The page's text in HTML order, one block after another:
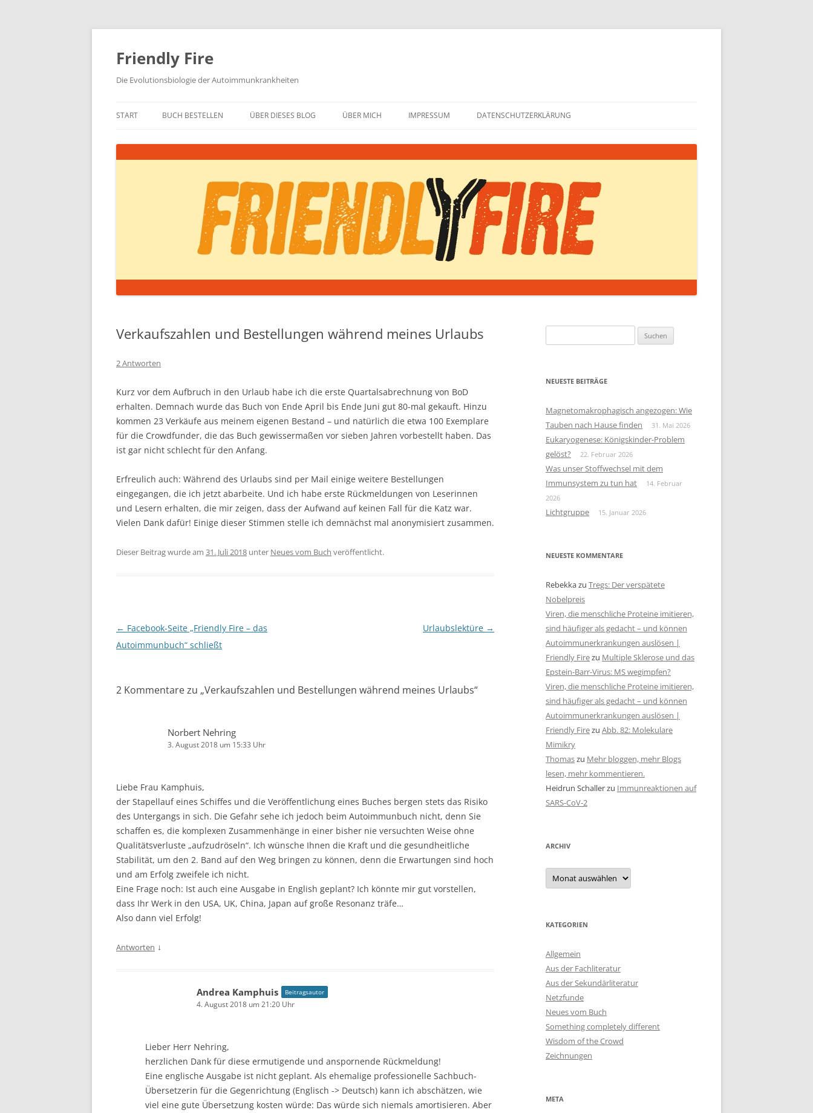
Zum
springen
Friendly Fire
Die Evolutionsbiologie der Autoimmunkrankheiten
START BUCH BESTELLEN ÜBER DIESES BLOG ÜBER MICH IMPRESSUM DATENSCHUTZERKLÄRUNG
Verkaufszahlen und Bestellungen während meines Urlaubs
2 Antworten
Kurz vor dem Aufbruch in den Urlaub habe ich die erste Quartalsabrechnung von BoD
erhalten. Demnach wurde das Buch von Ende April bis Ende Juni gut 80-mal gekauft. Hinzu
kommen 23 Verkäufe aus meinem eigenen Bestand – und natürlich die etwa 100 Exemplare
für die Crowdfunder, die das Buch gewissermaßen vor sieben Jahren vorbestellt haben. Das
ist gar nicht schlecht für den Anfang.
Erfreulich auch: Während des Urlaubs sind per Mail einige weitere Bestellungen
eingegangen, die ich jetzt abarbeite. Und ich habe erste Rückmeldungen von Leserinnen
und Lesern erhalten, die mir zeigen, dass der Aufwand auf keinen Fall für die Katz war.
Vielen Dank dafür! Einige dieser Stimmen stelle ich demnächst mal anonymisiert zusammen.
Dieser Beitrag wurde am 31. Juli 2018 unter Neues vom Buch veröffentlicht.
Beitragsnavigation
← Facebook-Seite „Friendly Fire – das
Autoimmunbuch“ schließt
Urlaubslektüre →
2 Kommentare zu „Verkaufszahlen und Bestellungen während meines Urlaubs“
Norbert Nehring
3. August 2018 um 15:33 Uhr
Liebe Frau Kamphuis,
der Stapellauf eines Schiffes und die Veröffentlichung eines Buches bergen stets das Risiko
des Untergangs in sich. Die Gefahr sehe ich jedoch beim Autoimmunbuch nicht, denn Sie
schaffen es, die komplexen Zusammenhänge in einer bisher nie versuchten Weise ohne
Qualitätsverluste „aufzudröseln“. Ich wünsche Ihnen die Kraft und die gesundheitliche
Stabilität, um den 2. Band auf den Weg bringen zu können, denn die Erwartungen sind hoch
und am Erfolg zweifele ich nicht.
Eine Frage noch: Ist auch eine Ausgabe in English geplant? Ich könnte mir gut vorstellen,
dass Ihr Werk in den USA, UK, China, Japan auf große Resonanz träfe…
Also dann viel Erfolg!
Antworten ↓
Andrea Kamphuis Beitragsautor
4. August 2018 um 21:20 Uhr
Lieber Herr Nehring,
herzlichen Dank für diese ermutigende und anspornende Rückmeldung!
Eine englische Ausgabe ist nicht geplant. Als ehemalige professionelle Sachbuch-
Übersetzerin für die Gegenrichtung (Englisch -> Deutsch) kann ich abschätzen, wie
viel eine gute Übersetzung kosten würde: Das würde sich niemals amortisieren. Aber
nach:
NEUESTE BEITRÄGE
Magnetomakrophagisch angezogen: Wie
Tauben nach Hause finden
31. Mai 2026
Eukaryogenese: Königskinder-Problem
gelöst?
22. Februar 2026
Was unser Stoffwechsel mit dem
Immunsystem zu tun hat
14. Februar
2026
Lichtgruppe 15. Januar 2026
NEUESTE KOMMENTARE
Rebekkazu Tregs: Der verspätete
Nobelpreis
Viren, die menschliche Proteine imitieren,
sind häufiger als gedacht – und können
Autoimmunerkrankungen auslösen |
Friendly Firezu Multiple Sklerose und das
Epstein-Barr-Virus: MS wegimpfen?
Viren, die menschliche Proteine imitieren,
sind häufiger als gedacht – und können
Autoimmunerkrankungen auslösen |
Friendly Firezu Abb. 82: Molekulare
Mimikry
Thomaszu Mehr bloggen, mehr Blogs
lesen, mehr kommentieren.
Heidrun Schallerzu Immunreaktionen auf
SARS-CoV-2
ARCHIV
Archiv
KATEGORIEN
Allgemein
Aus der Fachliteratur
Aus der Sekundärliteratur
Netzfunde
Neues vom Buch
Something completely different
Wisdom of the Crowd
Zeichnungen
META